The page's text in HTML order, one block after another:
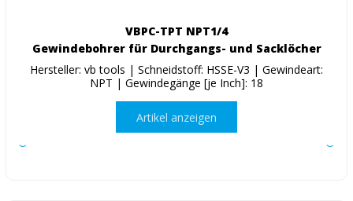
VBPC-TPT NPT1/4
Gewindebohrer für Durchgangs- und Sacklöcher
Hersteller: vb tools | Schneidstoff: HSSE-V3 | Gewindeart:
NPT | Gewindegänge [je Inch]: 18
Artikel anzeigen